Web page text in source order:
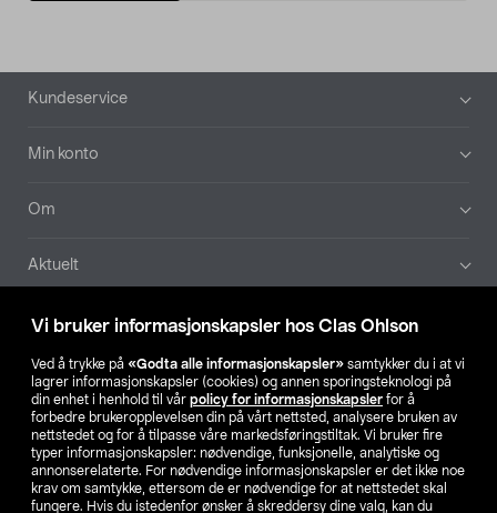
Vi bruker informasjonskapsler hos Clas Ohlson
Ved å trykke på «Godta alle informasjonskapsler» samtykker du i at vi
lagrer informasjonskapsler (cookies) og annen sporingsteknologi på
din enhet i henhold til vår policy for informasjonskapsler for å
forbedre brukeropplevelsen din på vårt nettsted, analysere bruken av
nettstedet og for å tilpasse våre markedsføringstiltak. Vi bruker fire
typer informasjonskapsler: nødvendige, funksjonelle, analytiske og
annonserelaterte. For nødvendige informasjonskapsler er det ikke noe
krav om samtykke, ettersom de er nødvendige for at nettstedet skal
fungere. Hvis du istedenfor ønsker å skreddersy dine valg, kan du
Bunntekst
Kundeservice
Min konto
Om
Aktuelt
Våre selskaper
Finn din butikk
SE NO FI